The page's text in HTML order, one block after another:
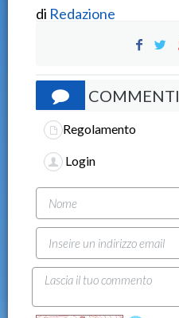
di Redazione
COMMENTI
Regolamento
Login